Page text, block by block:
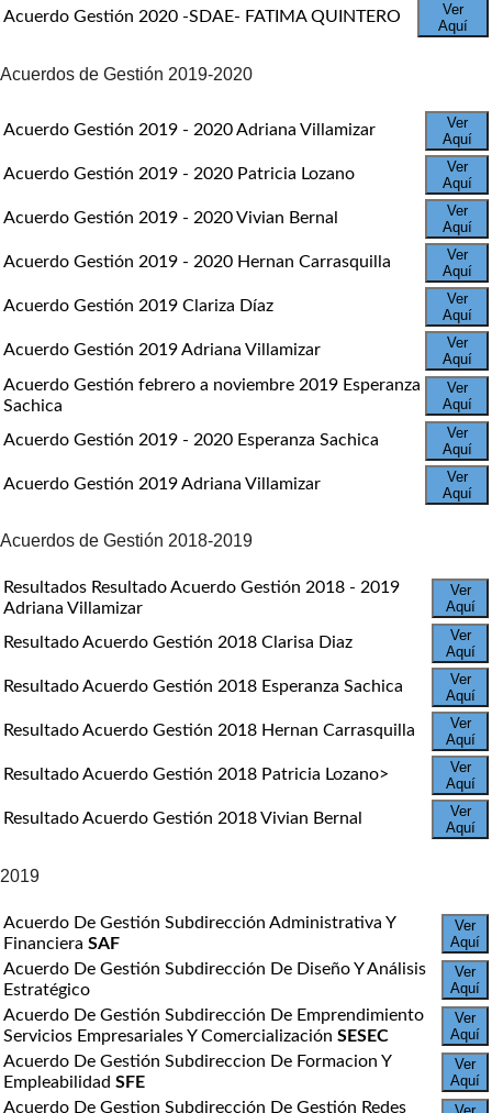
Acuerdo Gestión 2020 -SDAE- FATIMA QUINTERO
Ver
Aquí
Acuerdos de Gestión 2019-2020
Acuerdo Gestión 2019 - 2020 Adriana Villamizar
Ver
Aquí
Acuerdo Gestión 2019 - 2020 Patricia Lozano
Ver
Aquí
Acuerdo Gestión 2019 - 2020 Vivian Bernal
Ver
Aquí
Acuerdo Gestión 2019 - 2020 Hernan Carrasquilla
Ver
Aquí
Acuerdo Gestión 2019 Clariza Díaz
Ver
Aquí
Acuerdo Gestión 2019 Adriana Villamizar
Ver
Aquí
Acuerdo Gestión febrero a noviembre 2019 Esperanza
Sachica
Ver
Aquí
Acuerdo Gestión 2019 - 2020 Esperanza Sachica
Ver
Aquí
Acuerdo Gestión 2019 Adriana Villamizar
Ver
Aquí
Acuerdos de Gestión 2018-2019
Resultados Resultado Acuerdo Gestión 2018 - 2019
Adriana Villamizar
Ver
Aquí
Resultado Acuerdo Gestión 2018 Clarisa Diaz
Ver
Aquí
Resultado Acuerdo Gestión 2018 Esperanza Sachica
Ver
Aquí
Resultado Acuerdo Gestión 2018 Hernan Carrasquilla
Ver
Aquí
Resultado Acuerdo Gestión 2018 Patricia Lozano>
Ver
Aquí
Resultado Acuerdo Gestión 2018 Vivian Bernal
Ver
Aquí
2019
Acuerdo De Gestión Subdirección Administrativa Y
Financiera SAF
Ver
Aquí
Acuerdo De Gestión Subdirección De Diseño Y Análisis
Estratégico
Ver
Aquí
Acuerdo De Gestión Subdirección De Emprendimiento
Servicios Empresariales Y Comercialización SESEC
Ver
Aquí
Acuerdo De Gestión Subdireccion De Formacion Y
Empleabilidad SFE
Ver
Aquí
Acuerdo De Gestion Subdirección De Gestión Redes